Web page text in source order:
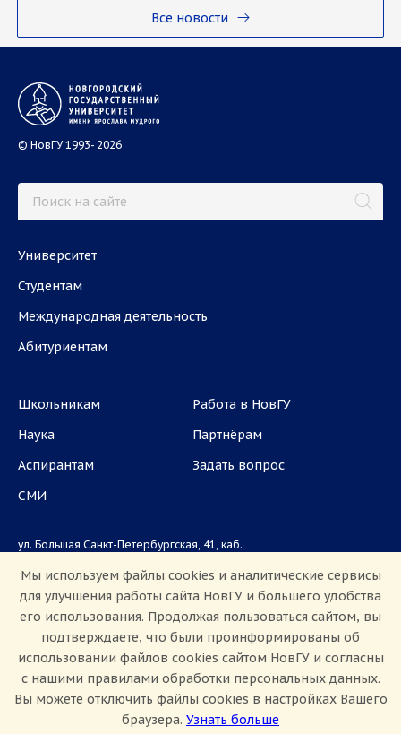
Все новости
© НовГУ 1993- 2026
Университет
Студентам
Международная деятельность
Абитуриентам
Школьникам
Наука
Аспирантам
СМИ
Работа в НовГУ
Партнёрам
Задать вопрос
ул. Большая Санкт-Петербургская, 41, каб.
Приемная комиссия: +7(8162)33-20-44
Мы используем файлы cookies и аналитические сервисы
для улучшения работы сайта НовГУ и большего удобства
его использования. Продолжая пользоваться сайтом, вы
подтверждаете, что были проинформированы об
использовании файлов cookies сайтом НовГУ и согласны
с нашими правилами обработки персональных данных.
Вы можете отключить файлы cookies в настройках Вашего
браузера. Узнать больше